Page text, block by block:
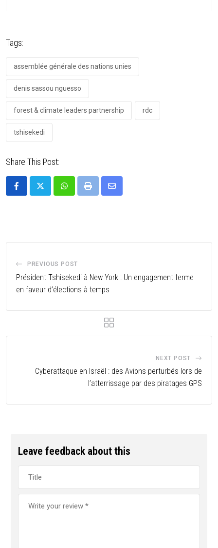
Tags:
assemblée générale des nations unies
denis sassou nguesso
forest & climate leaders partnership rdc
tshisekedi
Share This Post:
PREVIOUS POST
Président Tshisekedi à New York : Un engagement ferme
en faveur d’élections à temps
NEXT POST
Cyberattaque en Israël : des Avions perturbés lors de
l’atterrissage par des piratages GPS
Leave feedback about this